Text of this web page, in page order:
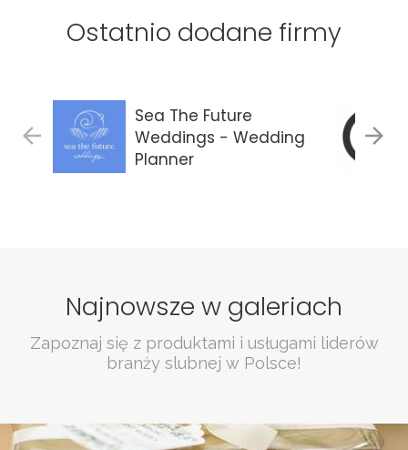
Ostatnio dodane firmy
Sea The Future
Weddings - Wedding
Planner
Najnowsze w galeriach
Zapoznaj się z produktami i usługami liderów
branży slubnej w Polsce!